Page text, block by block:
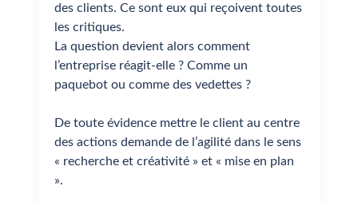
des clients. Ce sont eux qui reçoivent toutes
les critiques.
La question devient alors comment
l’entreprise réagit-elle ? Comme un
paquebot ou comme des vedettes ?
De toute évidence mettre le client au centre
des actions demande de l’agilité dans le sens
« recherche et créativité » et « mise en plan
».